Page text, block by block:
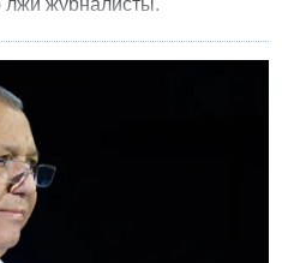
лжи журналисты,